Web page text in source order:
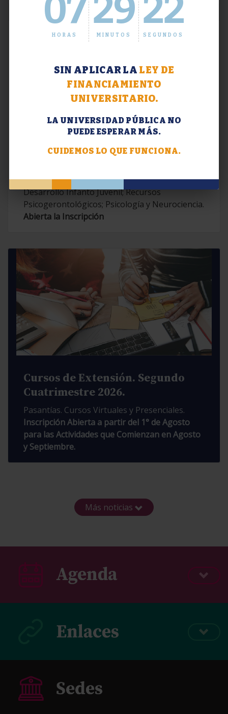
07
HORAS
29
MINUTOS
23
SEGUNDOS
SIN APLICAR LA LEY DE
FINANCIAMIENTO
UNIVERSITARIO.
LA UNIVERSIDAD PÚBLICA NO
PUEDE ESPERAR MÁS.
CUIDEMOS LO QUE FUNCIONA.
Extensión. Diplomaturas 2026.
Contemporáneas; Problemáticas en el
Desarrollo Infanto Juvenil; Recursos
Psicogerontológicos; Psicología y Neurociencia.
Abierta la Inscripción
Cursos de Extensión. Segundo
Cuatrimestre 2026.
Pasantías. Cursos Virtuales y Presenciales.
Inscripción Abierta a partir del 1° de Agosto
para las Actividades que Comienzan en Agosto
y Septiembre.
Más noticias